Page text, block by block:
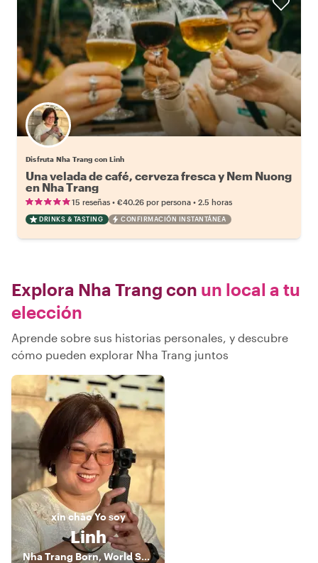
Disfruta Nha Trang con Linh
Una velada de café, cerveza fresca y Nem Nuong
en Nha Trang
15 reseñas • €40.26 por persona • 2.5 horas
DRINKS & TASTING CONFIRMACIÓN INSTANTÁNEA
Explora Nha Trang con un local a tu
elección
Aprende sobre sus historias personales, y descubre
cómo pueden explorar Nha Trang juntos
xin chàoYo soy
Linh
Nha Trang Born, World Seasoned